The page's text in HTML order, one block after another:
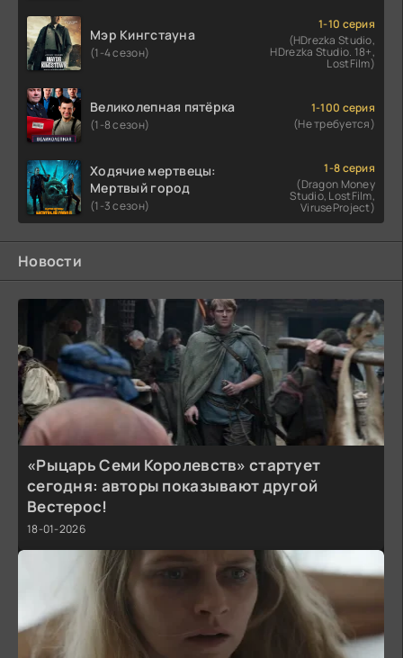
Мэр Кингстауна
(1-4 сезон)
1-10 серия
(HDrezka Studio,
HDrezka Studio. 18+,
LostFilm)
Великолепная пятёрка
(1-8 сезон)
1-100 серия
(Не требуется)
Ходячие мертвецы:
Мертвый город
(1-3 сезон)
1-8 серия
(Dragon Money
Studio, LostFilm,
ViruseProject)
Новости
«Рыцарь Семи Королевств» стартует
сегодня: авторы показывают другой
Вестерос!
18-01-2026